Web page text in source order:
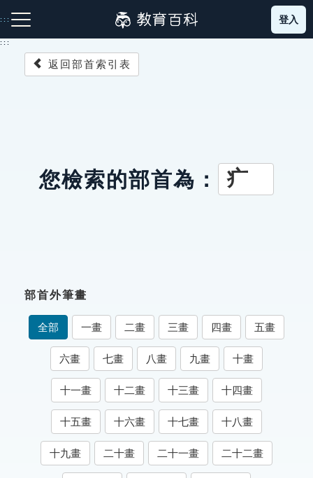
到
主
:::
成語故事
索引選單
知識索引
單字索引
生命大百科索引
遊戲專區
登入
:::
返回部首索引表
您檢索的部首為： 疒
部首外筆畫
全部 一畫 二畫 三畫 四畫 五畫
六畫 七畫 八畫 九畫 十畫
十一畫 十二畫 十三畫 十四畫
十五畫 十六畫 十七畫 十八畫
十九畫 二十畫 二十一畫 二十二畫